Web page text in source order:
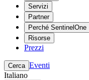
Servizi
Partner
Perché SentinelOne
Risorse
Prezzi
Cerca Eventi
Italiano